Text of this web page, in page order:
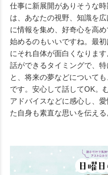
仕事に新展開がありそうな
は、あなたの視野、知識を
に情報を集め、好奇心を高
始めるのもいいですね。最
にそれ自体が面白くなりま
話ができるタイミングで、
と、将来の夢などについて
です。安心して話してOK。
アドバイスなどに感心し、
た自身も素直な思いを伝える